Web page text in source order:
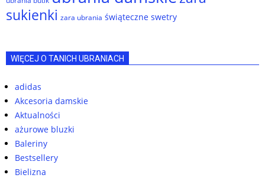
sukienki zara ubrania świąteczne swetry
WIĘCEJ O TANICH UBRANIACH
adidas
Akcesoria damskie
Aktualności
ażurowe bluzki
Baleriny
Bestsellery
Bielizna